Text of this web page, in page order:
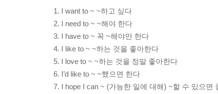
1. I want to ~ ~하고 싶다
2. I need to ~ ~해야 한다
3. I have to ~ 꼭 ~해야만 한다
4. I like to ~ ~하는 것을 좋아한다
5. I love to ~ ~하는 것을 정말 좋아한다
6. I’d like to ~ ~했으면 한다
7. I hope I can ~ (가능한 일에 대해) ~할 수 있으면